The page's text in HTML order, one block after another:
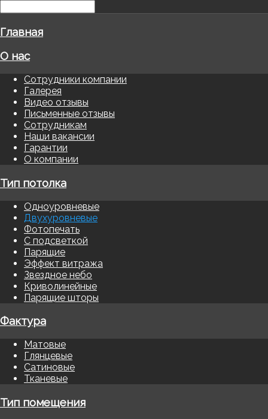
Главная
О нас
Сотрудники компании
Галерея
Видео отзывы
Письменные отзывы
Сотрудникам
Наши вакансии
Гарантии
О компании
Тип потолка
Одноуровневые
Двухуровневые
Фотопечать
С подсветкой
Парящие
Эффект витража
Звездное небо
Криволинейные
Парящие шторы
Фактура
Матовые
Глянцевые
Сатиновые
Тканевые
Тип помещения